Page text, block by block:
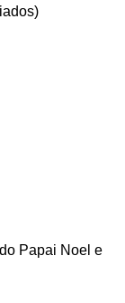
Papai Noel e